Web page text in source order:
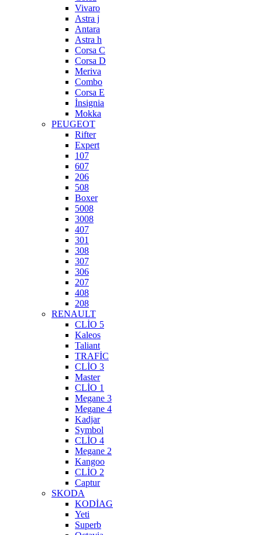
Vivaro
Astra j
Antara
Astra h
Corsa C
Corsa D
Meriva
Combo
Corsa E
İnsignia
Mokka
PEUGEOT
Rifter
Expert
107
607
206
508
Boxer
5008
3008
407
301
308
307
306
207
408
208
RENAULT
CLİO 5
Kaleos
Taliant
TRAFİC
CLİO 3
Master
CLİO 1
Megane 3
Megane 4
Kadjar
Symbol
CLİO 4
Megane 2
Kangoo
CLİO 2
Captur
SKODA
KODİAG
Yeti
Superb